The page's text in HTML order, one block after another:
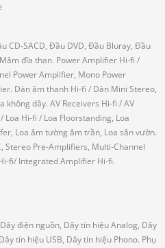
CD-SACD, Đầu DVD, Đầu Bluray, Đầu
đĩa than. Power Amplifier Hi-fi /
Power Amplifier, Mono Power
Dàn âm thanh Hi-fi / Dàn Mini Stereo,
không dây. AV Receivers Hi-fi / AV
/ Loa Hi-fi / Loa Floorstanding, Loa
Loa âm tường âm trần, Loa sân vườn.
Stereo Pre-Amplifiers, Multi-Channel
fi/ Integrated Amplifier Hi-fi.
điện nguồn, Dây tín hiệu Analog, Dây
tín hiệu USB, Dây tín hiệu Phono. Phụ